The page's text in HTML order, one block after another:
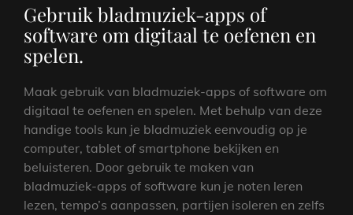
Gebruik bladmuziek-apps of
software om digitaal te oefenen en
spelen.
Maak gebruik van bladmuziek-apps of software om
digitaal te oefenen en spelen. Met behulp van deze
handige tools kun je bladmuziek eenvoudig op je
computer, tablet of smartphone bekijken en
beluisteren. Door gebruik te maken van
bladmuziek-apps of software kun je noten leren
lezen, tempo’s aanpassen, partijen isoleren en zelfs